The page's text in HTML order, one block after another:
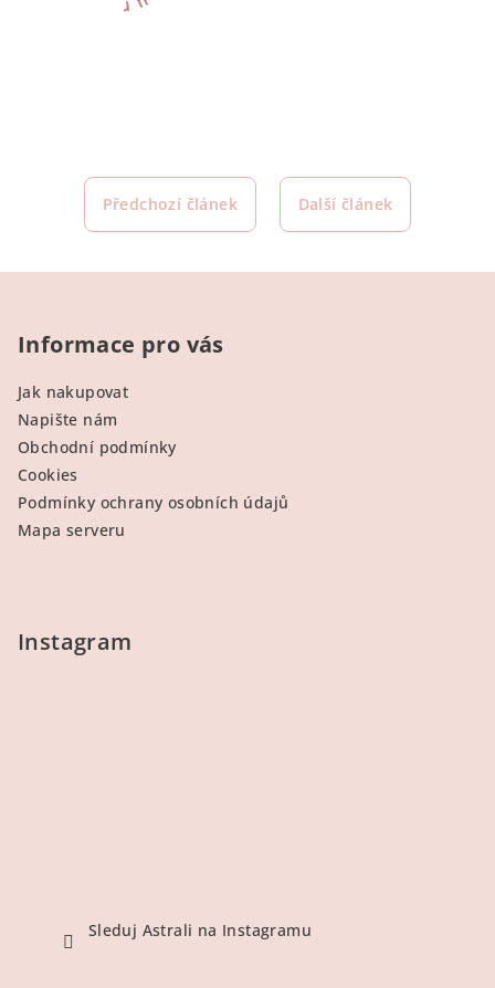
Předchozí článek Další článek
Informace pro vás
Jak nakupovat
Napište nám
Obchodní podmínky
Cookies
Podmínky ochrany osobních údajů
Mapa serveru
Instagram
Sleduj Astrali na Instagramu